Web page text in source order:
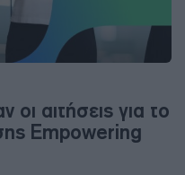
αιτήσεις για το
Empowering